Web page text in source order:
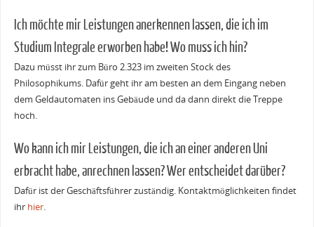
Ich möchte mir Leistungen anerkennen lassen, die ich im
Studium Integrale erworben habe! Wo muss ich hin?
Dazu müsst ihr zum Büro 2.323 im zweiten Stock des
Philosophikums. Dafür geht ihr am besten an dem Eingang neben
dem Geldautomaten ins Gebäude und da dann direkt die Treppe
hoch.
Wo kann ich mir Leistungen, die ich an einer anderen Uni
erbracht habe, anrechnen lassen? Wer entscheidet darüber?
Dafür ist der Geschäftsführer zuständig. Kontaktmöglichkeiten findet
ihr hier.